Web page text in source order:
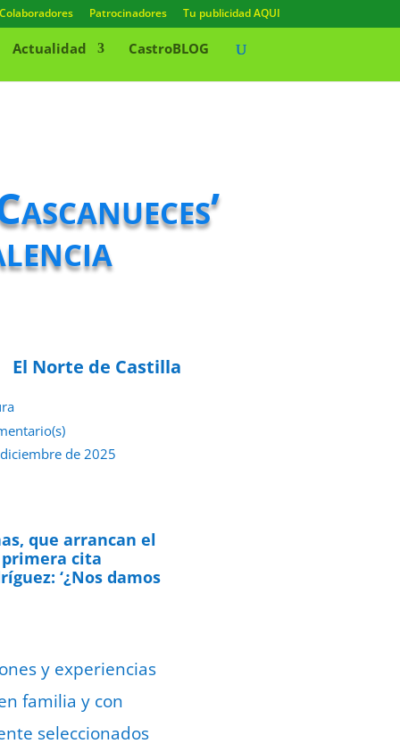
Colaboradores Patrocinadores Tu publicidad AQUI
Actualidad CastroBLOG
El Norte de Castilla
de 2025
que arrancan el
primera cita
‘¿Nos damos
y experiencias
familia y con
seleccionados